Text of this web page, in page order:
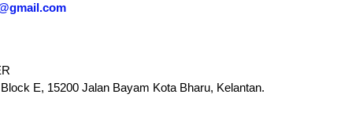
E, 15200 Jalan Bayam Kota Bharu, Kelantan.